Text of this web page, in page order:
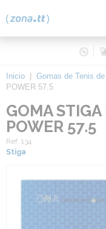
Inicio Gomas de Tenis
POWER 57.5
GOMA
POWER 57.5
Ref. 134
Stiga